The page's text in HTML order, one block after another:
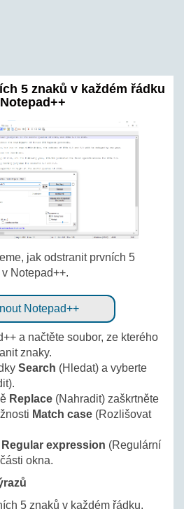
5 znaků v každém řádku
jak odstranit prvních 5
Notepad++.
Notepad++
a načtěte soubor, ze kterého
znaky.
Search (Hledat) a vyberte
Replace (Nahradit) zaškrtněte
Match case (Rozlišovat
Regular expression (Regulární
okna.
5 znaků v každém řádku,